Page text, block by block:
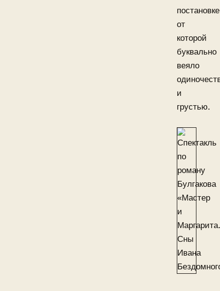
от
которой
буквально
веяло
и
грустью.